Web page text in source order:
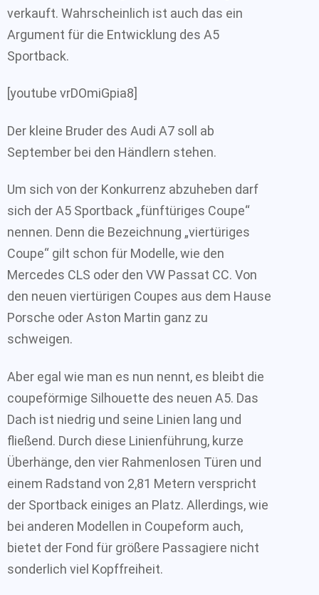
verkauft. Wahrscheinlich ist auch das ein
Argument für die Entwicklung des A5
Sportback.
[youtube vrDOmiGpia8]
Der kleine Bruder des Audi A7 soll ab
September bei den Händlern stehen.
Um sich von der Konkurrenz abzuheben darf
sich der A5 Sportback „fünftüriges Coupe“
nennen. Denn die Bezeichnung „viertüriges
Coupe“ gilt schon für Modelle, wie den
Mercedes CLS oder den VW Passat CC. Von
den neuen viertürigen Coupes aus dem Hause
Porsche oder Aston Martin ganz zu
schweigen.
Aber egal wie man es nun nennt, es bleibt die
coupeförmige Silhouette des neuen A5. Das
Dach ist niedrig und seine Linien lang und
fließend. Durch diese Linienführung, kurze
Überhänge, den vier Rahmenlosen Türen und
einem Radstand von 2,81 Metern verspricht
der Sportback einiges an Platz. Allerdings, wie
bei anderen Modellen in Coupeform auch,
bietet der Fond für größere Passagiere nicht
sonderlich viel Kopffreiheit.